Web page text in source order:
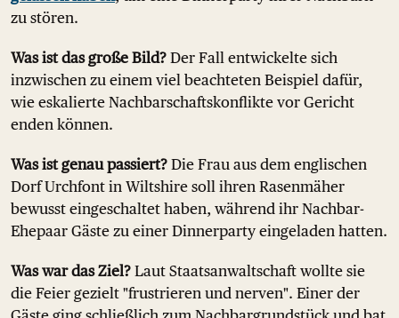
zu stören.
Was ist das große Bild? Der Fall entwickelte sich
inzwischen zu einem viel beachteten Beispiel dafür,
wie eskalierte Nachbarschaftskonflikte vor Gericht
enden können.
Was ist genau passiert? Die Frau aus dem englischen
Dorf Urchfont in Wiltshire soll ihren Rasenmäher
bewusst eingeschaltet haben, während ihr Nachbar-
Ehepaar Gäste zu einer Dinnerparty eingeladen hatten.
Was war das Ziel? Laut Staatsanwaltschaft wollte sie
die Feier gezielt "frustrieren und nerven". Einer der